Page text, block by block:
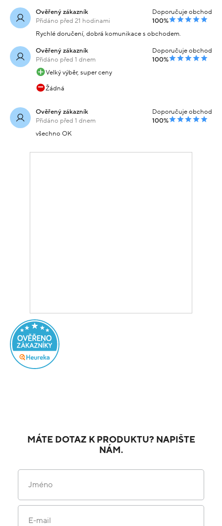
Ověřený zákazník
Přidáno před 21 hodinami
Doporučuje obchod
100%
Rychlé doručení, dobrá komunikace s obchodem.
Ověřený zákazník
Přidáno před 1 dnem
Doporučuje obchod
100%
Velký výběr, super ceny
Žádná
Ověřený zákazník
Přidáno před 1 dnem
Doporučuje obchod
100%
všechno OK
MÁTE DOTAZ K PRODUKTU? NAPIŠTE
NÁM.
Jméno
E-mail